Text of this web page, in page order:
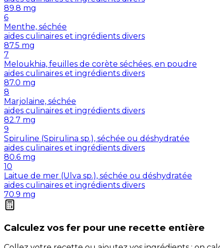
89.8 mg
6
Menthe, séchée
aides culinaires et ingrédients divers
87.5 mg
7
Meloukhia, feuilles de corète séchées, en poudre
aides culinaires et ingrédients divers
87.0 mg
8
Marjolaine, séchée
aides culinaires et ingrédients divers
82.7 mg
9
Spiruline (Spirulina sp.), séchée ou déshydratée
aides culinaires et ingrédients divers
80.6 mg
10
Laitue de mer (Ulva sp.), séchée ou déshydratée
aides culinaires et ingrédients divers
70.9 mg
Calculez vos fer pour une recette entière